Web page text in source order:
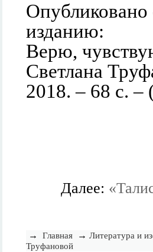
Опубликовано
изданию:
Верю,
Светлана
2018. – 68 с.
Далее:
→ Главная → Литература и
Труфановой